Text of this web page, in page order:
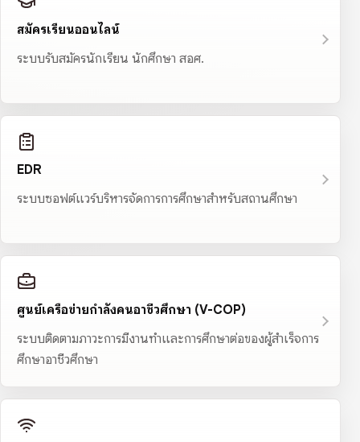
สมัครเรียนออนไลน์
ระบบรับสมัครนักเรียน นักศึกษา สอศ.
EDR
ระบบซอฟต์แวร์บริหารจัดการการศึกษาสำหรับสถานศึกษา
ศูนย์เครือข่ายกำลังคนอาชีวศึกษา (V-COP)
ระบบติดตามภาวะการมีงานทำและการศึกษาต่อของผู้สำเร็จการ
ศึกษาอาชีวศึกษา